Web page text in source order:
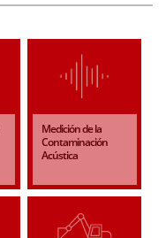
Medición de la
Contaminación
Acústica